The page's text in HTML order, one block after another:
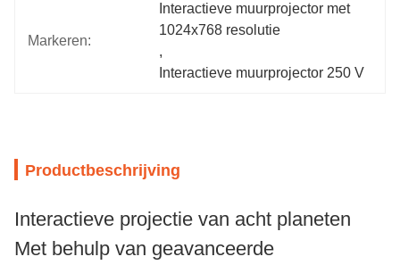
Markeren:
Interactieve muurprojector met
1024x768 resolutie
,
Interactieve muurprojector 250 V
Productbeschrijving
Interactieve projectie van acht planeten
Met behulp van geavanceerde